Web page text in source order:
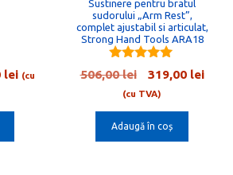
leiPrețul
(cu
Sustinere pentru bratul
sudorului „Arm Rest”,
complet ajustabil si articulat,
Strong Hand Tools ARA18
5.00
out of 5
506,00lei
Prețul
inițial
a
fost:
319,00 lei
(cu TVA)
Adaugă în coș